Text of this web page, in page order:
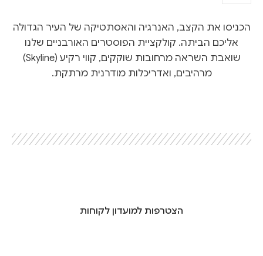
הכניסו את הקצב, האנרגיה והאסתטיקה של העיר הגדולה
אליכם הביתה. קולקציית הפוסטרים האורבניים שלנו
שואבת השראה מרחובות שוקקים, קווי רקיע (Skyline)
מרהיבים, ואדריכלות מודרנית מרתקת.
הצטרפות למועדון לקוחות